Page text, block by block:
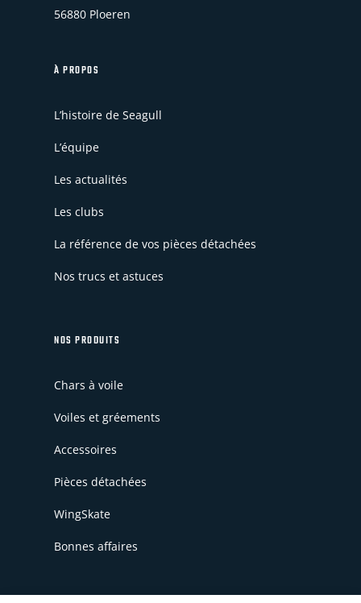
56880 Ploeren
À PROPOS
L’histoire de Seagull
L’équipe
Les actualités
Les clubs
La référence de vos pièces détachées
Nos trucs et astuces
NOS PRODUITS
Chars à voile
Voiles et gréements
Accessoires
Pièces détachées
WingSkate
Bonnes affaires